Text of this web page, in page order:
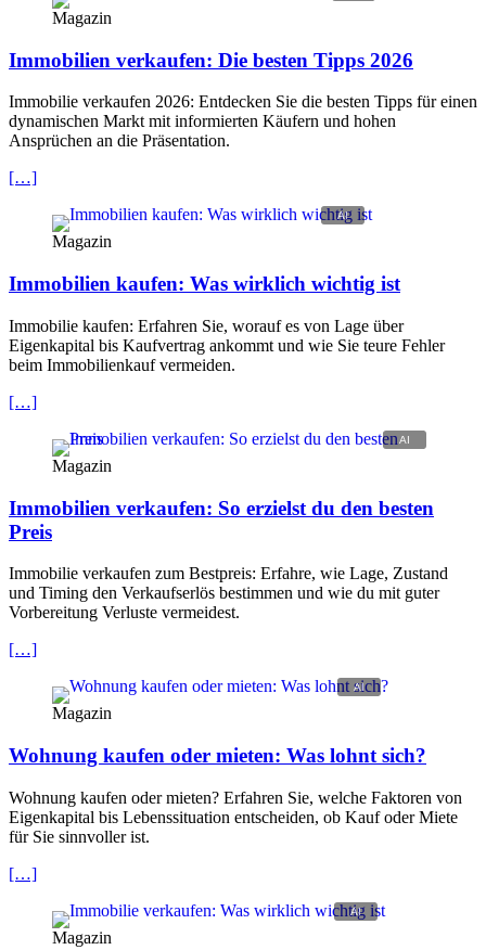
Magazin
Immobilien verkaufen: Die besten Tipps 2026
Immobilie verkaufen 2026: Entdecken Sie die besten Tipps für einen
dynamischen Markt mit informierten Käufern und hohen
Ansprüchen an die Präsentation.
[…]
Magazin
Immobilien kaufen: Was wirklich wichtig ist
Immobilie kaufen: Erfahren Sie, worauf es von Lage über
Eigenkapital bis Kaufvertrag ankommt und wie Sie teure Fehler
beim Immobilienkauf vermeiden.
[…]
Magazin
Immobilien verkaufen: So erzielst du den besten
Preis
Immobilie verkaufen zum Bestpreis: Erfahre, wie Lage, Zustand
und Timing den Verkaufserlös bestimmen und wie du mit guter
Vorbereitung Verluste vermeidest.
[…]
Magazin
Wohnung kaufen oder mieten: Was lohnt sich?
Wohnung kaufen oder mieten? Erfahren Sie, welche Faktoren von
Eigenkapital bis Lebenssituation entscheiden, ob Kauf oder Miete
für Sie sinnvoller ist.
[…]
Magazin